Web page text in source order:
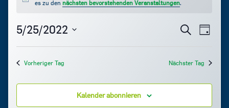
für
25.
Mai
2022
Hinweises zu den nächsten bevorstehenden Veranstaltungen.
und
SucheTag
5/25/2022
Vorheriger Tag Nächster Tag
Kalender abonnieren